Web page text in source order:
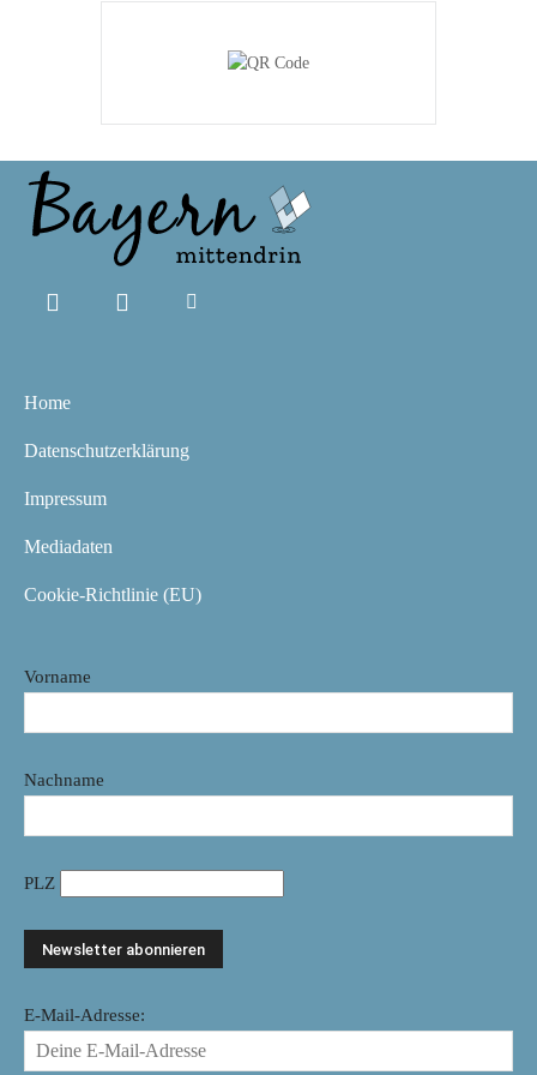
Home
Datenschutzerklärung
Impressum
Mediadaten
Cookie-Richtlinie (EU)
Vorname
Nachname
PLZ
E-Mail-Adresse: